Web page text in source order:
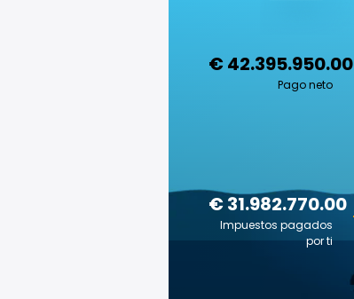
€ 42.395.950.00
Pago neto
€ 31.982.770.00
Impuestos pagados
por ti